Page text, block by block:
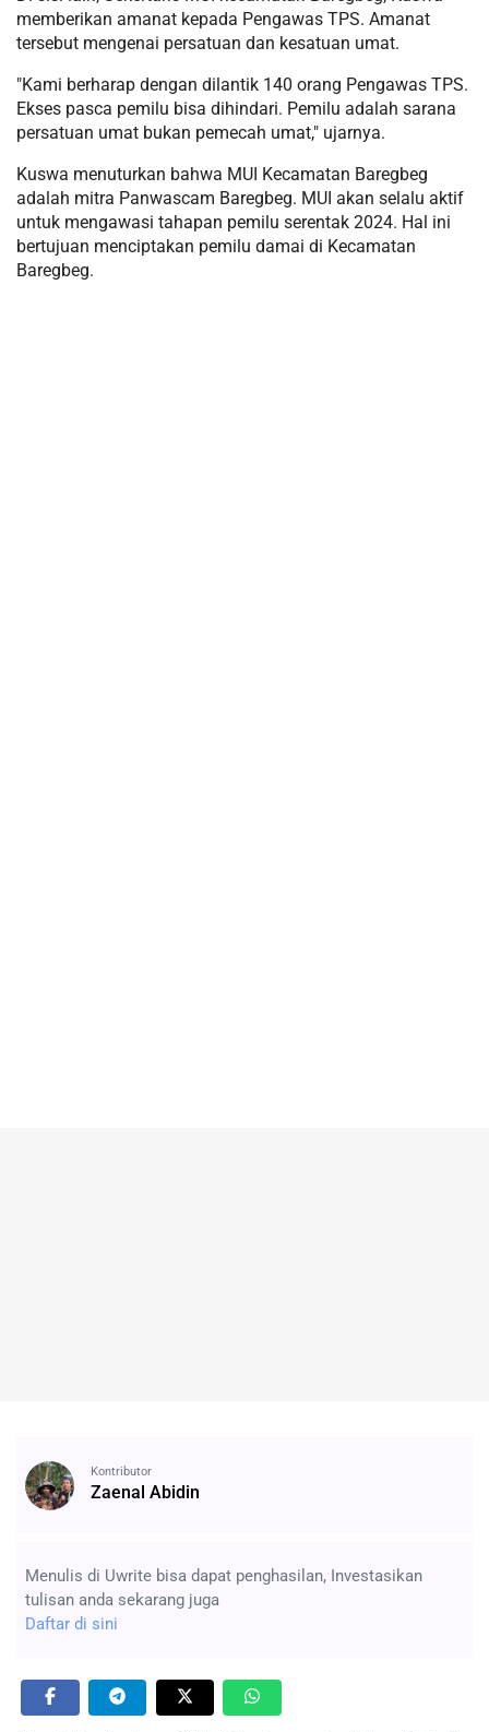
memberikan amanat kepada Pengawas TPS. Amanat
tersebut mengenai persatuan dan kesatuan umat.
"Kami berharap dengan dilantik 140 orang Pengawas TPS.
Ekses pasca pemilu bisa dihindari. Pemilu adalah sarana
persatuan umat bukan pemecah umat," ujarnya.
Kuswa menuturkan bahwa MUI Kecamatan Baregbeg
adalah mitra Panwascam Baregbeg. MUI akan selalu aktif
untuk mengawasi tahapan pemilu serentak 2024. Hal ini
bertujuan menciptakan pemilu damai di Kecamatan
Baregbeg.
Kontributor
Zaenal Abidin
Menulis di Uwrite bisa dapat penghasilan, Investasikan
tulisan anda sekarang juga
Daftar di sini